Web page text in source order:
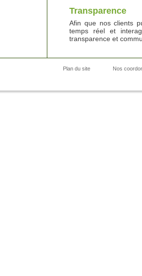
Transparence
Afin que nos clients
temps réel et
transparence et
Plan du site Nos